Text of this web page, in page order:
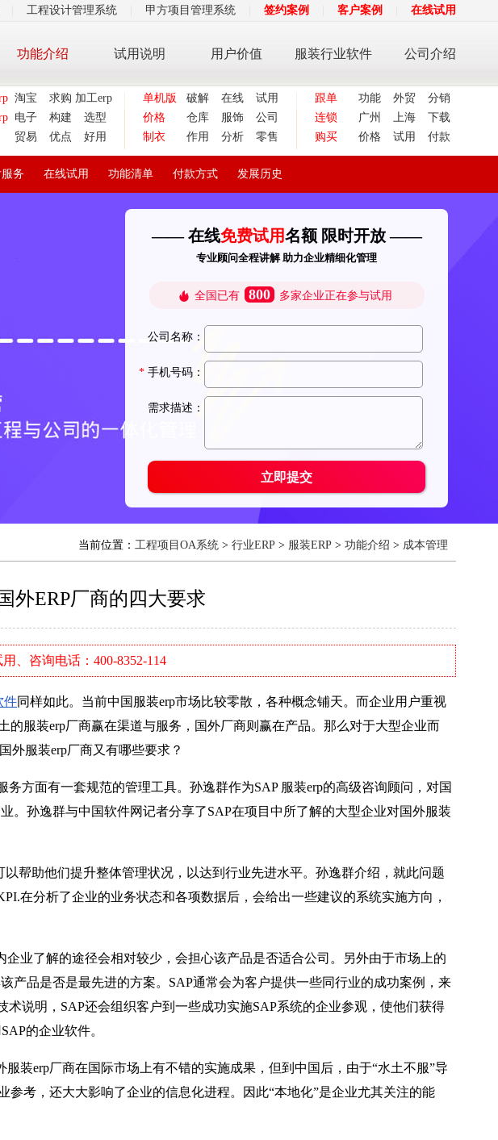
工程设计管理系统 甲方项目管理系统 签约案例 客户案例 在线试用
功能介绍 试用说明 用户价值 服装行业软件 公司介绍
淘宝 求购 加工erp
电子 构建
选型
贸易 优点 好用
单机版 破解 在线
试用
价格
仓库 服饰
公司
制衣
作用 分析 零售
跟单 功能 外贸
分销
连锁
广州 上海
下载
购买
价格 试用 付款
务 在线试用 功能清单 付款方式 发展历史
当前位置： 工程项目OA系统 > 行业ERP > 服装ERP > 功能介绍 > 成本管理
外ERP厂商的四大要求
、咨询电话：400-8352-114
件同样如此。当前中国服装erp市场比较零散，各种概念铺天。而企业用户重视
服装erp厂商赢在渠道与服务，国外厂商则赢在产品。那么对于大型企业而
外服装erp厂商又有哪些要求？
方面有一套规范的管理工具。孙逸群作为SAP 服装erp的高级咨询顾问，对国
。孙逸群与中国软件网记者分享了SAP在项目中所了解的大型企业对国外服装
助他们提升整体管理状况，以达到行业先进水平。孙逸群介绍，就此问题
在分析了企业的业务状态和各项数据后，会给出一些建议的系统实施方向，
业了解的途径会相对较少，会担心该产品是否适合公司。另外由于市场上的
产品是否是最先进的方案。SAP通常会为客户提供一些同行业的成功案例，来
说明，SAP还会组织客户到一些成功实施SAP系统的企业参观，使他们获得
的企业软件。
erp厂商在国际市场上有不错的实施成果，但到中国后，由于“水土不服”导
考，还大大影响了企业的信息化进程。因此“本地化”是企业尤其关注的能